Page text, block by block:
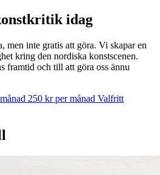
idag
men inte gratis att göra. Vi skapar en
kring den nordiska konstscenen.
framtid och till att göra oss ännu
250 kr per månad Valfritt